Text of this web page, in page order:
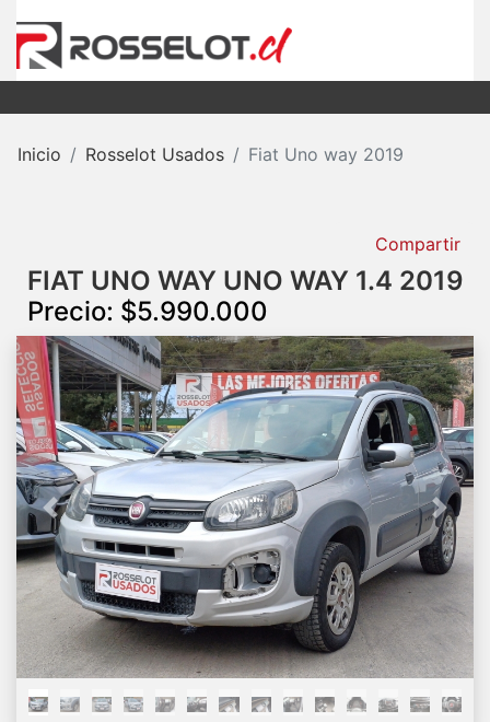
Inicio Rosselot Usados Fiat Uno way 2019
Compartir
FIAT UNO WAY UNO WAY 1.4 2019
Precio: $5.990.000
Previous Next